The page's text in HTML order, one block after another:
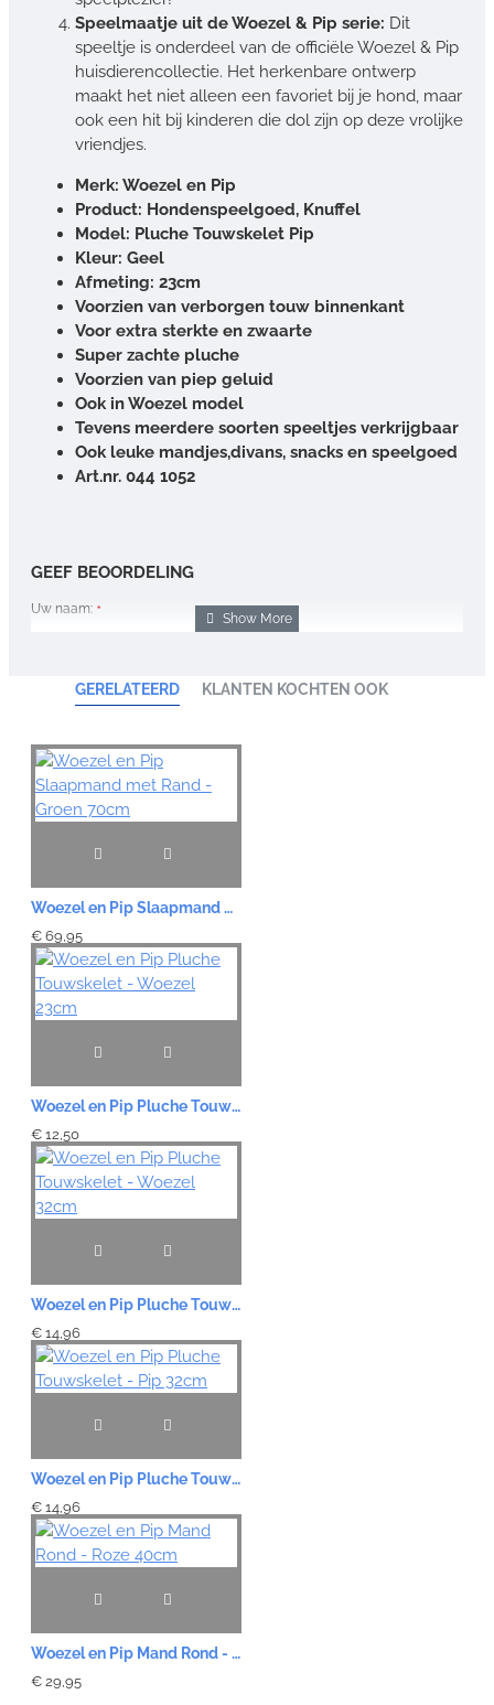
Speelmaatje uit de Woezel & Pip serie: Dit
speeltje is onderdeel van de officiële Woezel & Pip
huisdierencollectie. Het herkenbare ontwerp
maakt het niet alleen een favoriet bij je hond, maar
ook een hit bij kinderen die dol zijn op deze vrolijke
vriendjes.
Merk: Woezel en Pip
Product: Hondenspeelgoed, Knuffel
Model: Pluche Touwskelet Pip
Kleur: Geel
Afmeting: 23cm
Voorzien van verborgen touw binnenkant
Voor extra sterkte en zwaarte
Super zachte pluche
Voorzien van piep geluid
Ook in Woezel model
Tevens meerdere soorten speeltjes verkrijgbaar
Ook leuke mandjes,divans, snacks en speelgoed
Art.nr. 044 1052
GEEF BEOORDELING
Uw naam:
Note:HTML-code wordt niet vertaald!
GERELATEERD KLANTEN KOCHTEN OOK
Woezel en Pip Slaapmand met Rand - Groen 70cm
€ 69,95
Woezel en Pip Pluche Touwskelet - Woezel 23cm
€ 12,50
Woezel en Pip Pluche Touwskelet - Woezel 32cm
€ 14,96
Woezel en Pip Pluche Touwskelet - Pip 32cm
€ 14,96
Woezel en Pip Mand Rond - Roze 40cm
€ 29,95